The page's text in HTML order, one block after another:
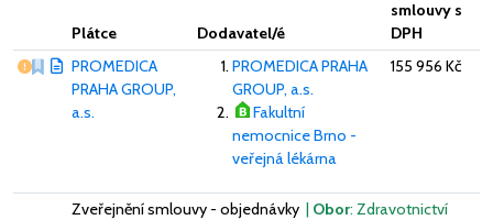
Plátce Dodavatel/é
smlouvy s
DPH
Vážný nedostatek
PROMEDICA
PRAHA GROUP,
a.s.
PROMEDICA PRAHA
GROUP, a.s.
Fakultní
nemocnice Brno -
veřejná lékárna
155 956 Kč
Zveřejnění smlouvy - objednávky | Obor: Zdravotnictví